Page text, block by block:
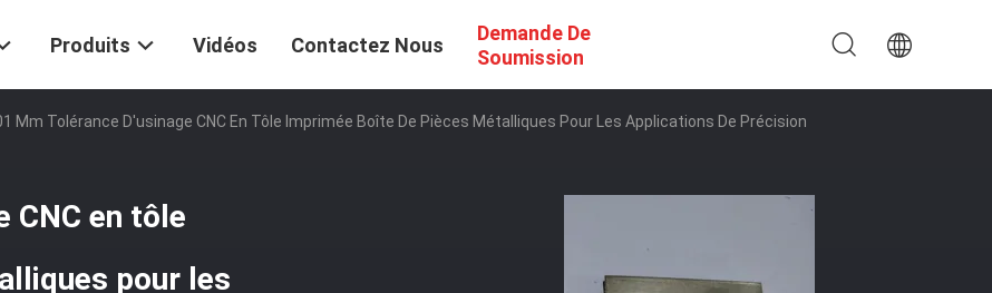
Produits Vidéos Contactez Nous
Demande De
Soumission
Mm Tolérance D'usinage CNC En Tôle Imprimée Boîte De Pièces Métalliques Pour Les Applications De Précision
CNC en tôle
pour les